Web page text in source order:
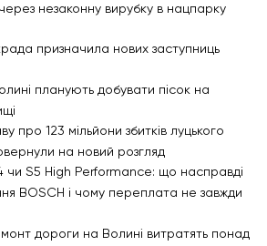
незаконну вирубку в нацпарку
призначила нових заступниць
планують добувати пісок на
про 123 мільйони збитків луцького
на новий розгляд
чи S5 High Performance: що насправді
BOSCH і чому переплата не завжди
дороги на Волині витратять понад